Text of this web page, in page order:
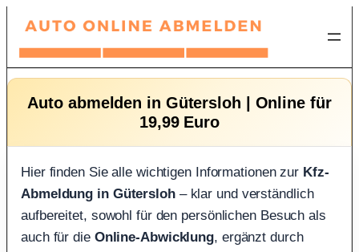
Zum
springen
Auto abmelden in Gütersloh | Online für
19,99 Euro
Hier finden Sie alle wichtigen Informationen zur Kfz-
Abmeldung in Gütersloh– klar und verständlich
aufbereitet, sowohl für den persönlichen Besuch als
auch für die Online-Abwicklung, ergänzt durch